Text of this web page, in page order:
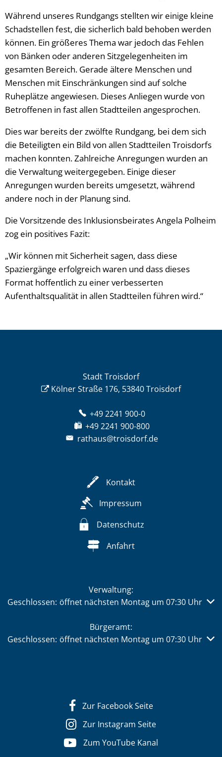
Während unseres Rundgangs stellten wir einige kleine
Schadstellen fest, die sicherlich bald behoben werden
können. Ein größeres Thema war jedoch das Fehlen
von Bänken oder anderen Sitzgelegenheiten im
gesamten Bereich. Gerade ältere Menschen und
Menschen mit Einschränkungen sind auf solche
Ruheplätze angewiesen. Dieses Anliegen wurde von
Betroffenen in fast allen Stadtteilen angesprochen.
Dies war bereits der zwölfte Rundgang, bei dem sich
die Beteiligten ein Bild von allen Stadtteilen Troisdorfs
machen konnten. Zahlreiche Anregungen wurden an
die Verwaltung weitergegeben. Einige dieser
Anregungen wurden bereits umgesetzt, während
andere noch in der Planung sind.
Die Vorsitzende des Inklusionsbeirates Angela Polheim
zog ein positives Fazit:
„Wir können mit Sicherheit sagen, dass diese
Spaziergänge erfolgreich waren und dass dieses
Format hoffentlich zu einer verbesserten
Aufenthaltsqualität in allen Stadtteilen führen wird.“
Stadt Troisdorf
Kölner Straße 176, 53840 Troisdorf
+49 2241 900-0
+49 2241 900-800
rathaus@troisdorf.de
Kontakt
Impressum
Datenschutz
Anfahrt
Verwaltung:
Klicken, um weitere Öffnungs- oder Schließzeiten
Geschlossen: öffnet nächsten Montag um 07:30 Uhr
Bürgeramt:
Klicken, um weitere Öffnungs- oder Schließzeiten
Geschlossen: öffnet nächsten Montag um 07:30 Uhr
Zur Facebook Seite
Zur Instagram Seite
Zum YouTube Kanal